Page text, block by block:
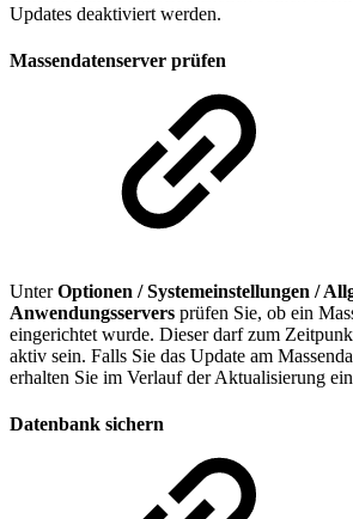
Updates deaktiviert werden.
Massendatenserver prüfen
UnterOptionen / Systemeinstellungen /
Anwendungsservers prüfen Sie, ob ein
eingerichtet wurde. Dieser darf zum
aktiv sein. Falls Sie das Update am
erhalten Sie im Verlauf der Aktualisierung
Datenbank sichern